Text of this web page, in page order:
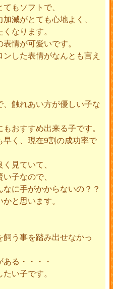
もソフトで、
減がとても心地よく、
なります。
情が可愛いです。
した表情がなんとも言え
触れあい方が優しい子な
おすすめ出来る子です。
早く、現在9割の成功率で
見ていて、
子なので、
に手がかからないの？？
と思います。
う事を踏み出せなかっ
る・・・・
い子です。